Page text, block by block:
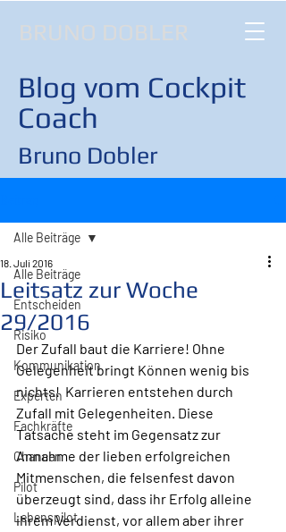
BRUNO DOBLER
Blog vom Cockpit
Coach
Bruno Dobler
Alle Beiträge
Entscheiden
Risiko
Kommunikation
Experten
Fachkräfte
Chancen
Pilot
Lebenspilot
Alle Beiträge
Leitsatz zur Woche
29/2016
18. Juli 2016
Der Zufall baut die Karriere! Ohne
Gelegenheit bringt Können wenig bis
nichts!  Karrieren entstehen durch
Zufall mit Gelegenheiten. Diese
Tatsache steht im Gegensatz zur
Annahme der lieben erfolgreichen
Mitmenschen, die felsenfest davon
überzeugt sind, dass ihr Erfolg alleine
ihrem Verdienst, vor allem aber ihrer